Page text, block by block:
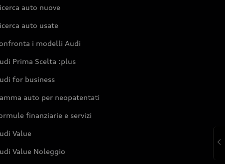
auto nuove
auto usate
i modelli Audi
Prima Scelta :plus
for business
auto per neopatentati
finanziarie e servizi
Value
Value Noleggio